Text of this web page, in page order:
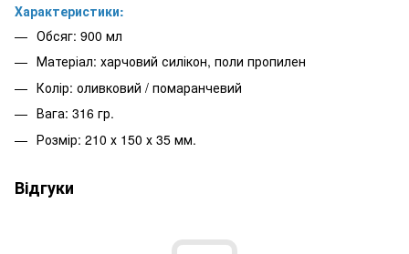
Характеристики:
Обсяг: 900 мл
Матеріал: харчовий силікон, поли пропилен
Колір: оливковий / помаранчевий
Вага: 316 гр.
Розмір: 210 х 150 х 35 мм.
Відгуки